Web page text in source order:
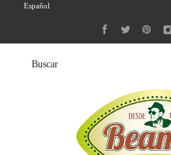
Español
Buscar